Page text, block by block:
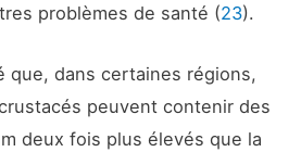
problèmes de santé (23).
que, dans certaines régions,
peuvent contenir des
deux fois plus élevés que la